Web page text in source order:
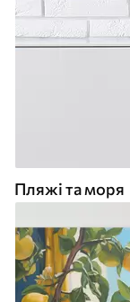
Пляжі та моря